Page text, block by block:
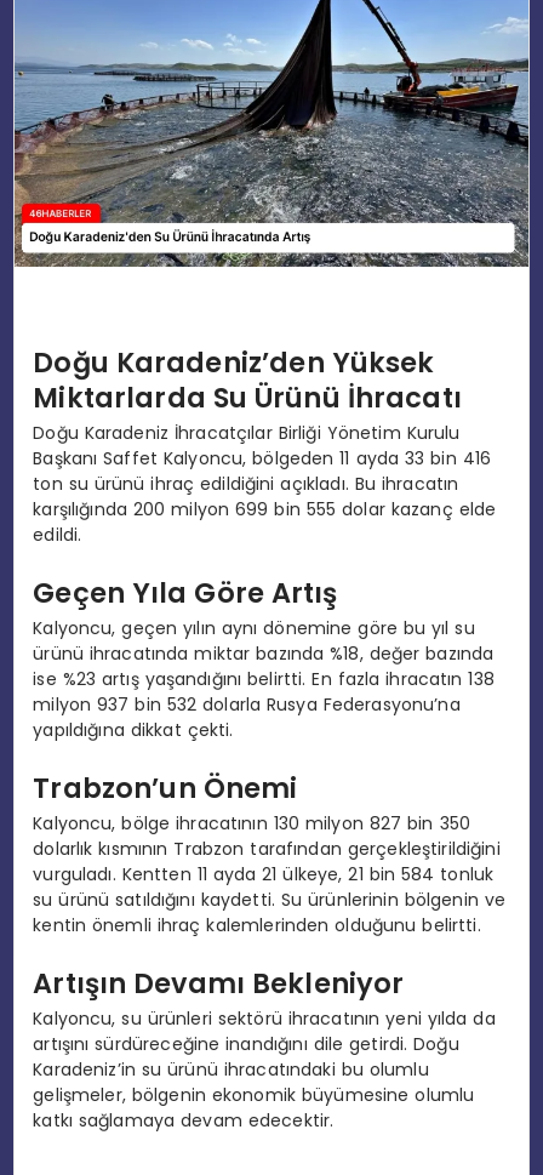
MAGAZIN
SPOR
YAŞAM
Doğu Karadeniz’den Yüksek
Miktarlarda Su Ürünü İhracatı
Doğu Karadeniz İhracatçılar Birliği Yönetim Kurulu
Başkanı Saffet Kalyoncu, bölgeden 11 ayda 33 bin 416
ton su ürünü ihraç edildiğini açıkladı. Bu ihracatın
karşılığında 200 milyon 699 bin 555 dolar kazanç elde
edildi.
Geçen Yıla Göre Artış
Kalyoncu, geçen yılın aynı dönemine göre bu yıl su
ürünü ihracatında miktar bazında %18, değer bazında
ise %23 artış yaşandığını belirtti. En fazla ihracatın 138
milyon 937 bin 532 dolarla Rusya Federasyonu’na
yapıldığına dikkat çekti.
Trabzon’un Önemi
Kalyoncu, bölge ihracatının 130 milyon 827 bin 350
dolarlık kısmının Trabzon tarafından gerçekleştirildiğini
vurguladı. Kentten 11 ayda 21 ülkeye, 21 bin 584 tonluk
su ürünü satıldığını kaydetti. Su ürünlerinin bölgenin ve
kentin önemli ihraç kalemlerinden olduğunu belirtti.
Artışın Devamı Bekleniyor
Kalyoncu, su ürünleri sektörü ihracatının yeni yılda da
artışını sürdüreceğine inandığını dile getirdi. Doğu
Karadeniz’in su ürünü ihracatındaki bu olumlu
gelişmeler, bölgenin ekonomik büyümesine olumlu
katkı sağlamaya devam edecektir.